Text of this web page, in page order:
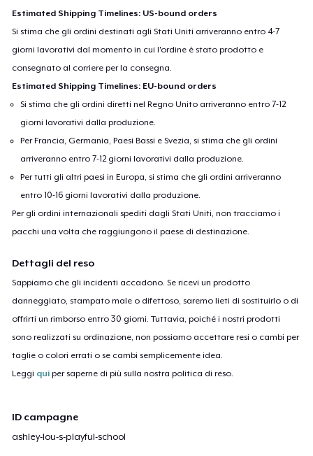
Estimated Shipping Timelines: US-bound orders
Si stima che gli ordini destinati agli Stati Uniti arriveranno entro 4-7
giorni lavorativi dal momento in cui l'ordine è stato prodotto e
consegnato al corriere per la consegna.
Estimated Shipping Timelines: EU-bound orders
Si stima che gli ordini diretti nel Regno Unito arriveranno entro 7-12
giorni lavorativi dalla produzione.
Per Francia, Germania, Paesi Bassi e Svezia, si stima che gli ordini
arriveranno entro 7-12 giorni lavorativi dalla produzione.
Per tutti gli altri paesi in Europa, si stima che gli ordini arriveranno
entro 10-16 giorni lavorativi dalla produzione.
Per gli ordini internazionali spediti dagli Stati Uniti, non tracciamo i
pacchi una volta che raggiungono il paese di destinazione.
Dettagli del reso
Sappiamo che gli incidenti accadono. Se ricevi un prodotto
danneggiato, stampato male o difettoso, saremo lieti di sostituirlo o di
offrirti un rimborso entro 30 giorni. Tuttavia, poiché i nostri prodotti
sono realizzati su ordinazione, non possiamo accettare resi o cambi per
taglie o colori errati o se cambi semplicemente idea.
Leggi qui per saperne di più sulla nostra politica di reso.
ID campagne
ashley-lou-s-playful-school